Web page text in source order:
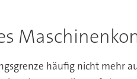
häufig nicht mehr